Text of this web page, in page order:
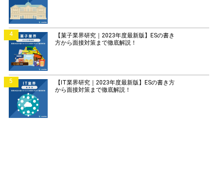
4
【菓子業界研究｜2023年度最新版】ESの書き
方から面接対策まで徹底解説！
5
【IT業界研究｜2023年度最新版】ESの書き方
から面接対策まで徹底解説！